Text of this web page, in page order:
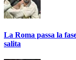
La Roma passa la
salita